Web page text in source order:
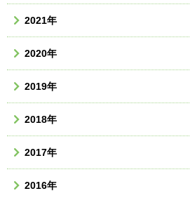
2021年
2020年
2019年
2018年
2017年
2016年